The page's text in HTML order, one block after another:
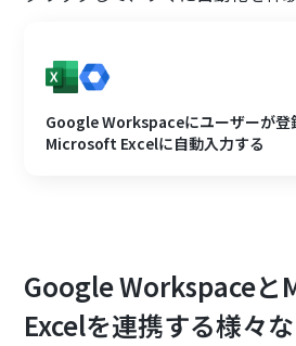
Google Workspaceにユーザーが登
Microsoft Excelに自動入力する
Google Workspace
Excelを連携する様々